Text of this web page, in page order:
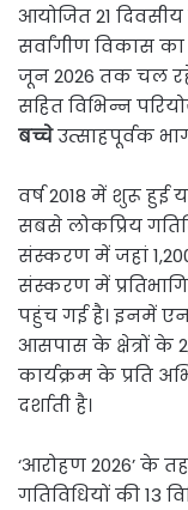
आयोजित 21
सर्वांगीण विकास
जून 2026 तक चल
सहित विभिन्न
बच्चेउत्साहपूर्वक
वर्ष 2018 में शुरू
सबसे लोकप्रिय
संस्करण में जहां
संस्करण में
पहुंच गई है। इनमें
आसपास के क्षेत्रों के
कार्यक्रम के प्रति
दर्शाती है।
‘आरोहण 2026’ के
गतिविधियों की 13